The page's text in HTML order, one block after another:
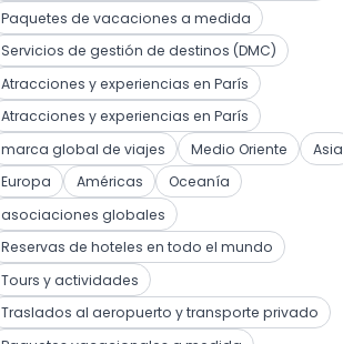
Paquetes de vacaciones a medida
Servicios de gestión de destinos (DMC)
Atracciones y experiencias en París
Atracciones y experiencias en París
marca global de viajes
Medio Oriente
Asia
Europa
Américas
Oceanía
asociaciones globales
Reservas de hoteles en todo el mundo
Tours y actividades
Traslados al aeropuerto y transporte privado